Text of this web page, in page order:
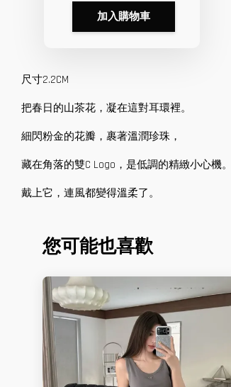
加入購物車
尺寸2.2CM
把春日的山茶花，凝在這對耳環裡。
細閃粉金的花瓣，裹著溫潤珍珠，
藏在角落的雙C Logo，是低調的精緻小心機。
戴上它，連風都變得溫柔了。
您可能也喜歡